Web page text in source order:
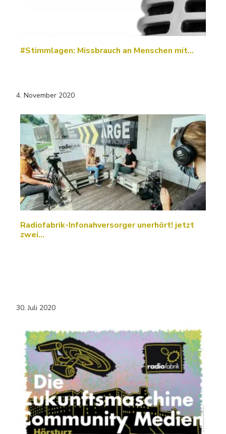
#Stimmlagen: Missbrauch an Menschen mit…
4. November 2020
Radiofabrik-Infonahversorger unerhört! jetzt
zwei…
30. Juli 2020